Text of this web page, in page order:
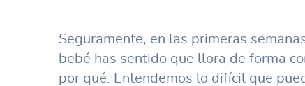
Seguramente, en las primeras
bebé has sentido que llora de forma
por qué. Entendemos lo difícil que